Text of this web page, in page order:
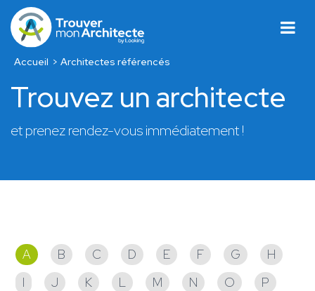
Accueil Architectes référencés
Trouvez un architecte
et prenez rendez-vous immédiatement !
A B C D E F G
H
I
J K L M N O
P